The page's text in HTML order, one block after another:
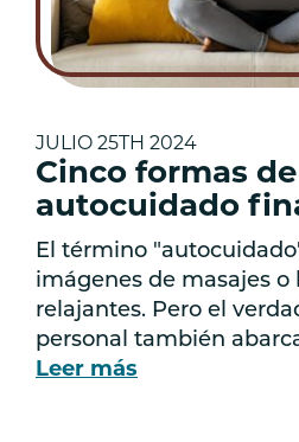
JULIO 25TH 2024
Cinco formas
autocuidado
El término
imágenes de masajes o
relajantes. Pero el
personal también
Leer más